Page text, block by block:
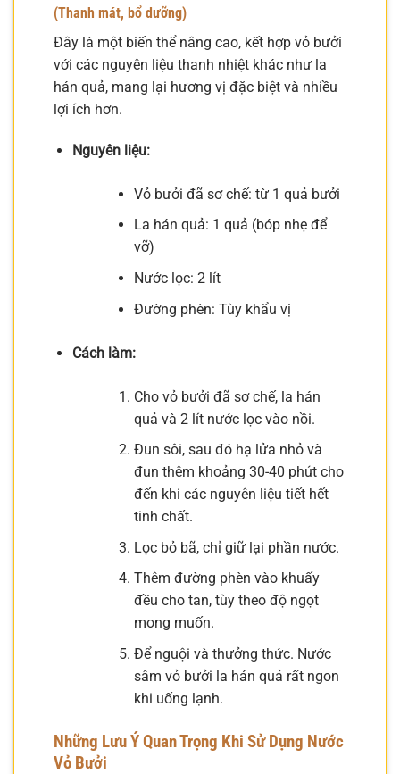
(Thanh mát, bổ dưỡng)
Đây là một biến thể nâng cao, kết hợp vỏ bưởi
với các nguyên liệu thanh nhiệt khác như la
hán quả, mang lại hương vị đặc biệt và nhiều
lợi ích hơn.
Nguyên liệu:
Vỏ bưởi đã sơ chế: từ 1 quả bưởi
La hán quả: 1 quả (bóp nhẹ để
vỡ)
Nước lọc: 2 lít
Đường phèn: Tùy khẩu vị
Cách làm:
Cho vỏ bưởi đã sơ chế, la hán
quả và 2 lít nước lọc vào nồi.
Đun sôi, sau đó hạ lửa nhỏ và
đun thêm khoảng 30-40 phút cho
đến khi các nguyên liệu tiết hết
tinh chất.
Lọc bỏ bã, chỉ giữ lại phần nước.
Thêm đường phèn vào khuấy
đều cho tan, tùy theo độ ngọt
mong muốn.
Để nguội và thưởng thức. Nước
sâm vỏ bưởi la hán quả rất ngon
khi uống lạnh.
Những Lưu Ý Quan Trọng Khi Sử Dụng Nước
Vỏ Bưởi